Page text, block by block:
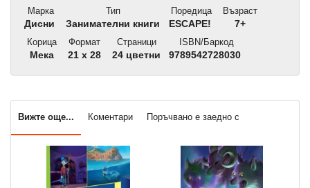
Марка
Дисни
Тип
Занимателни книги
Поредица
ЕSCAPE!
Възраст
7+
Корица
Мека
Формат
21 x 28
Страници
24 цветни
ISBN/Баркод
9789542728030
Вижте още... Коментари Поръчвано е заедно с